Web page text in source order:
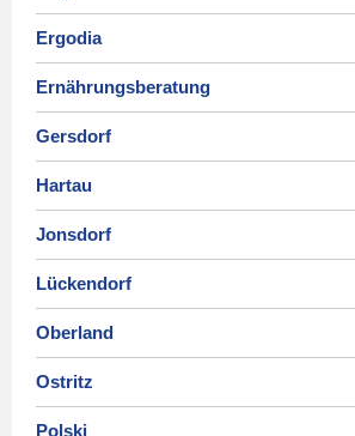
Ergodia
Ernährungsberatung
Gersdorf
Hartau
Jonsdorf
Lückendorf
Oberland
Ostritz
Polski